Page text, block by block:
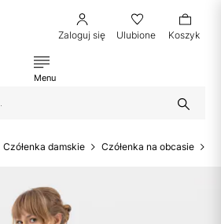
Zaloguj się Ulubione Koszyk
Menu
Czółenka damskie Czółenka na obcasie